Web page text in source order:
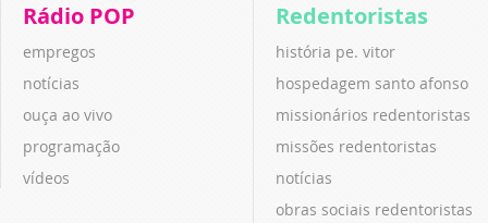
Rádio POP
empregos
notícias
ouça ao vivo
programação
vídeos
Redentoristas
história pe. vitor
hospedagem santo afonso
missionários redentoristas
missões redentoristas
notícias
obras sociais redentoristas